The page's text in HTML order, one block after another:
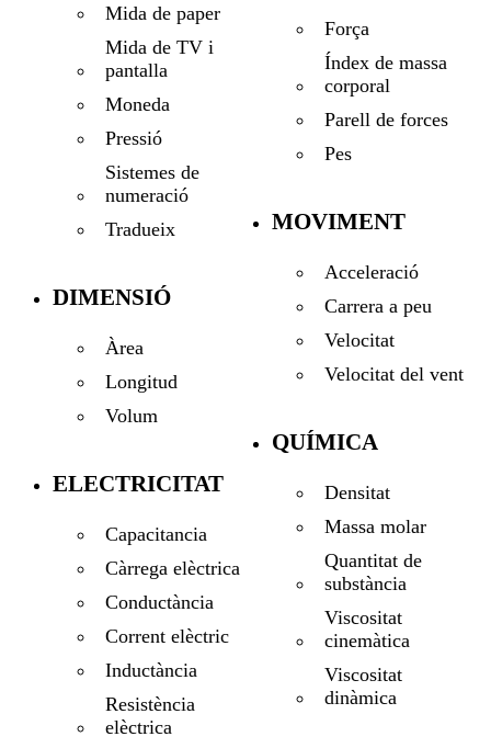
Mida de paper
Mida de TV i
pantalla
Moneda
Pressió
Sistemes de
numeració
Tradueix
DIMENSIÓ
Àrea
Longitud
Volum
ELECTRICITAT
Capacitancia
Càrrega elèctrica
Conductància
Corrent elèctric
Inductància
Resistència
elèctrica
Força
Índex de massa
corporal
Parell de forces
Pes
MOVIMENT
Acceleració
Carrera a peu
Velocitat
Velocitat del vent
QUÍMICA
Densitat
Massa molar
Quantitat de
substància
Viscositat
cinemàtica
Viscositat
dinàmica